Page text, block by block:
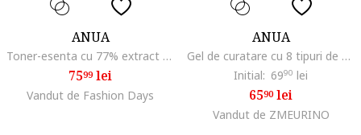
ANUA
Toner-esenta cu 77% extract de piersica si niacina 250ml, Uscat/Gras/Mixt/Sensibil/Normal
7599lei
Vandut de Fashion Days
ANUA
Gel de curatare cu 8 tipuri de acid hialuronic, 150 ml
Initial: 6990 lei
6590lei
Vandut de ZMEURINO